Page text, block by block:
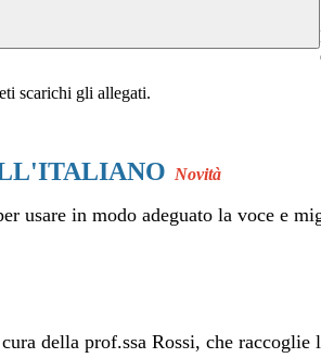
scarichi gli allegati.
Novità
usare in modo adeguato la voce e
della prof.ssa Rossi, che